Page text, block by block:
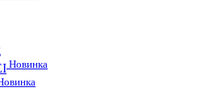
Новинка